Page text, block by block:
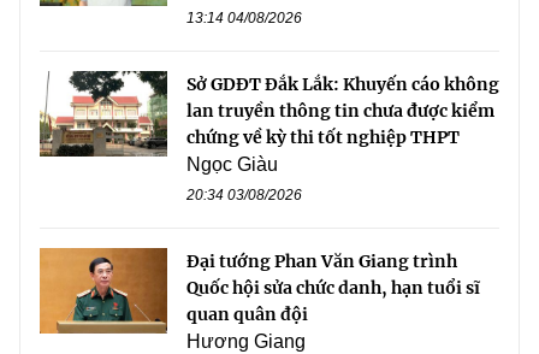
13:14 04/08/2026
Sở GDĐT Đắk Lắk: Khuyến cáo không
lan truyền thông tin chưa được kiểm
chứng về kỳ thi tốt nghiệp THPT
Ngọc Giàu
20:34 03/08/2026
Đại tướng Phan Văn Giang trình
Quốc hội sửa chức danh, hạn tuổi sĩ
quan quân đội
Hương Giang